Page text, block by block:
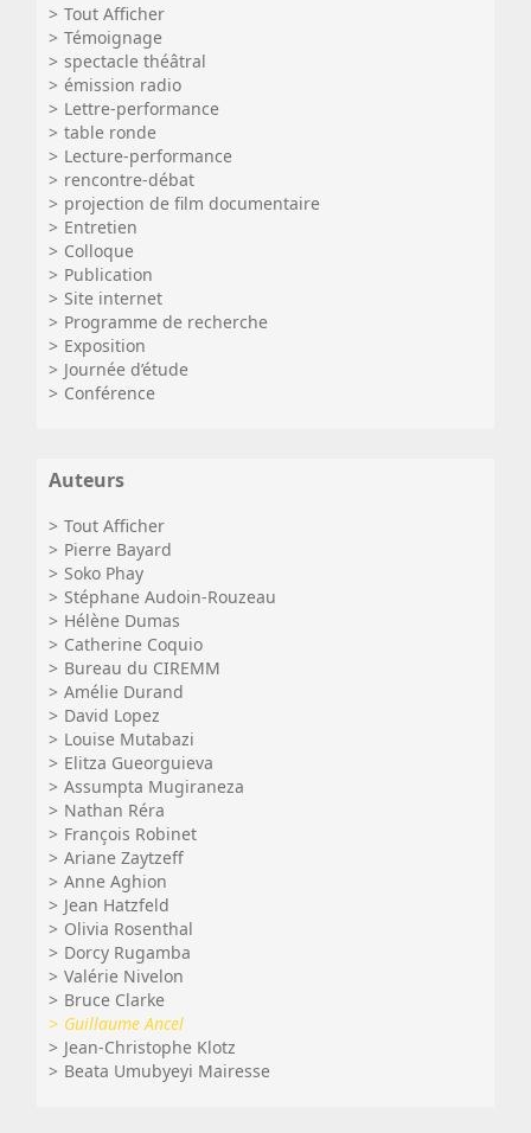
Tout Afficher
Témoignage
spectacle théâtral
émission radio
Lettre-performance
table ronde
Lecture-performance
rencontre-débat
projection de film documentaire
Entretien
Colloque
Publication
Site internet
Programme de recherche
Exposition
Journée d’étude
Conférence
Auteurs
Tout Afficher
Pierre Bayard
Soko Phay
Stéphane Audoin-Rouzeau
Hélène Dumas
Catherine Coquio
Bureau du CIREMM
Amélie Durand
David Lopez
Louise Mutabazi
Elitza Gueorguieva
Assumpta Mugiraneza
Nathan Réra
François Robinet
Ariane Zaytzeff
Anne Aghion
Jean Hatzfeld
Olivia Rosenthal
Dorcy Rugamba
Valérie Nivelon
Bruce Clarke
Guillaume Ancel
Jean-Christophe Klotz
Beata Umubyeyi Mairesse